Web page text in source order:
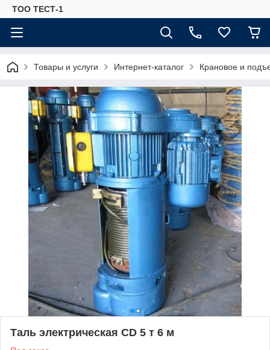
ТОО ТЕСТ-1
Товары и услуги Интернет-каталог Крановое и
Таль электрическая CD 5 т 6 м